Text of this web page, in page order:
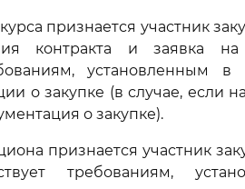
признается участник
контракта и заявка
установленным
о закупке (в случае,
о закупке).
признается участник
требованиям,